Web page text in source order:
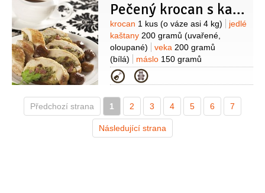
hladkolistá1 lžíce (nasekaná) Na
nádivku: houska 1 kus
žloutek
1 kus
máslo 50 gramů
šunka
50 gramů (pražská)
mléko
1/2decilitru
petržel hladkolistá
1 lžička (nasekaná)
muškátový květ
(na špičku nože)
Pečený krocan s kaštanovou nádivkou
Suroviny
krocan 1 kus (o váze asi 4 kg)
jedlé
kaštany 200 gramů (uvařené,
oloupané)
veka 200 gramů
(bílá)
máslo 150 gramů
(měkké)
vejce
1,5 decilitru
petržel hladkolistá1 hrst
(mletý)
Kategorie
Předchozí strana 1 2 3 4 5 6 7
Následující strana